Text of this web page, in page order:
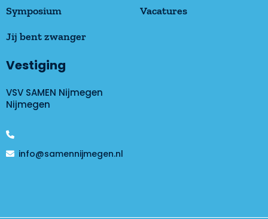
Symposium
Jij bent zwanger
Vacatures
Vestiging
VSV SAMEN Nijmegen
Nijmegen
info@samennijmegen.nl